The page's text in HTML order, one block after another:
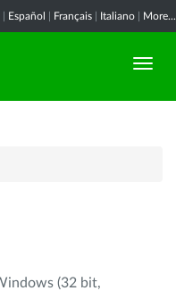
Español Français Italiano More...